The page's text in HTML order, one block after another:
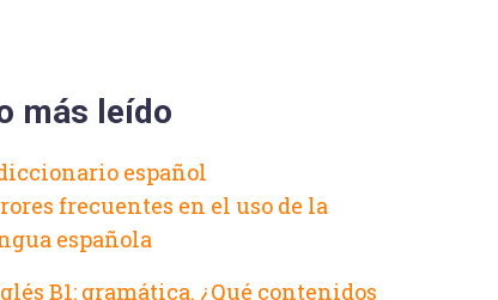
más leído
frecuentes en el uso de la
española
B1: gramática. ¿Qué contenidos